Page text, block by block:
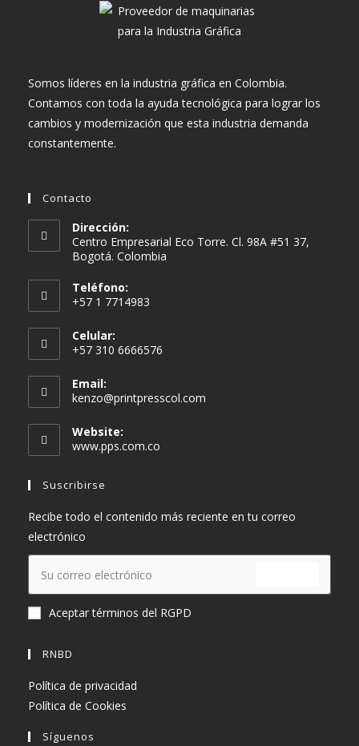
Somos líderes en la industria gráfica en Colombia.
Contamos con toda la ayuda tecnológica para lograr los
cambios y modernización que esta industria demanda
constantemente.
Contacto
Dirección:
Centro Empresarial Eco Torre. Cl. 98A #51 37,
Bogotá. Colombia
Teléfono:
+57 1 7714983
Celular:
+57 310 6666576
Email:
kenzo@printpresscol.com
Website:
www.pps.com.co
Suscribirse
Recibe todo el contenido más reciente en tu correo
electrónico
Aceptar términos del RGPD
RNBD
Política de privacidad
Política de Cookies
Síguenos